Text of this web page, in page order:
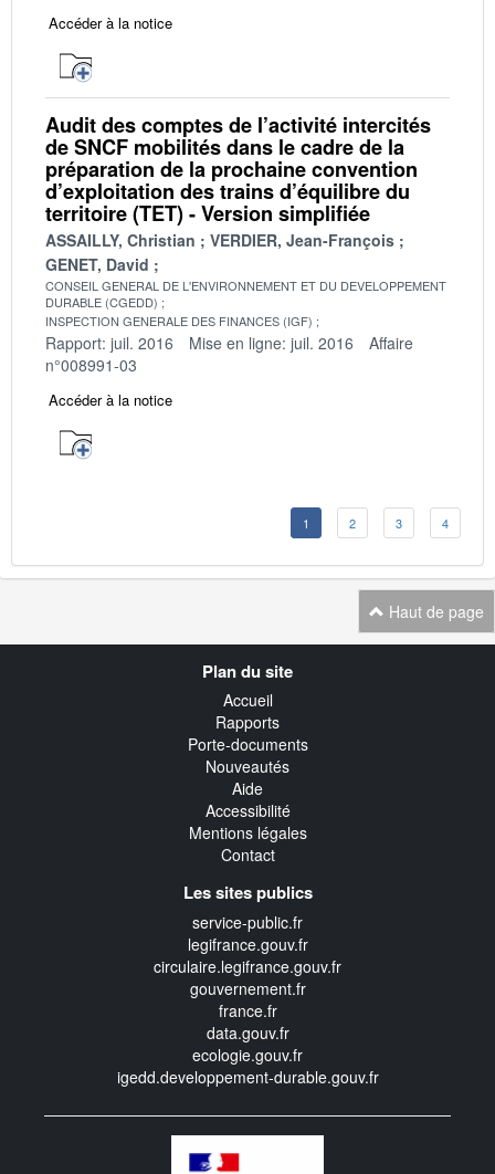
Accéder à la notice
Audit des comptes de l’activité intercités
de SNCF mobilités dans le cadre de la
préparation de la prochaine convention
d’exploitation des trains d’équilibre du
territoire (TET) - Version simplifiée
ASSAILLY, Christian
VERDIER, Jean-François
GENET, David
CONSEIL GENERAL DE L'ENVIRONNEMENT ET DU DEVELOPPEMENT
DURABLE (CGEDD)
INSPECTION GENERALE DES FINANCES (IGF)
Rapport: juil. 2016 Mise en ligne: juil. 2016
Affaire
n°008991-03
Accéder à la notice
1 2 3 4
Haut de page
Plan du site
Accueil
Rapports
Porte-documents
Nouveautés
Aide
Accessibilité
Mentions légales
Contact
Les sites publics
service-public.fr
legifrance.gouv.fr
circulaire.legifrance.gouv.fr
gouvernement.fr
france.fr
data.gouv.fr
ecologie.gouv.fr
igedd.developpement-durable.gouv.fr